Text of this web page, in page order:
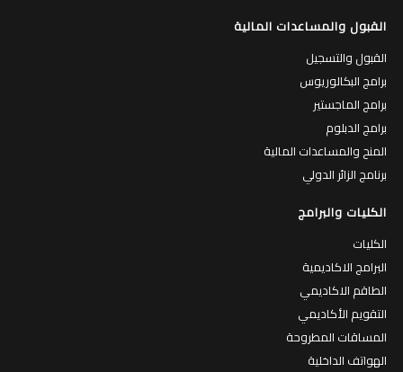
القبول والمساعدات المالية
القبول والتسجيل
برامج البكالوريوس
برامج الماجستير
برامج الدبلوم
المنح والمساعدات المالية
برنامج الزائر الدولي
الكليات والبرامج
الكليات
البرامج الاكاديمية
الطاقم الاكاديمي
التقويم الأكاديمي
المساقات المطروحة
الهواتف الداخلية